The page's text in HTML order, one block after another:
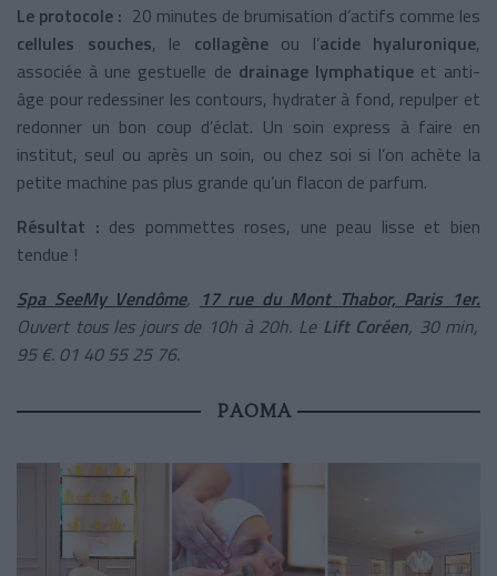
Le protocole : 20 minutes de brumisation d’actifs comme les
cellules souches, le collagène ou l’acide hyaluronique,
associée à une gestuelle de drainage lymphatique et anti-
âge pour redessiner les contours, hydrater à fond, repulper et
redonner un bon coup d’éclat. Un soin express à faire en
institut, seul ou après un soin, ou chez soi si l’on achète la
petite machine pas plus grande qu’un flacon de parfum.
Résultat : des pommettes roses, une peau lisse et bien
tendue !
Spa SeeMy Vendôme, 17 rue du Mont Thabor, Paris 1er.
Ouvert tous les jours de 10h à 20h. Le Lift Coréen, 30 min,
95 €. 01 40 55 25 76.
PAOMA